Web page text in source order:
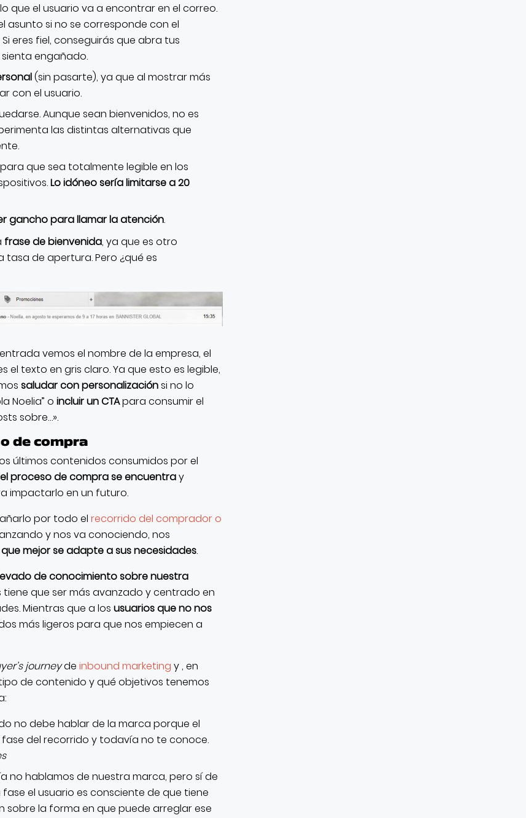
que el usuario va a encontrar en el correo.
asunto si no se corresponde con el
eres fiel, conseguirás que abra tus
engañado.
(sin pasarte), ya que al mostrar más
con el usuario.
Aunque sean bienvenidos, no es
las distintas alternativas que
que sea totalmente legible en los
Lo idóneo sería limitarse a 20
gancho para llamar la atención.
frase de bienvenida, ya que es otro
de apertura. Pero ¿qué es
vemos el nombre de la empresa, el
el texto en gris claro. Ya que esto es legible,
saludar con personalizaciónsi no lo
Noelia” o incluir un CTApara consumir el
sobre…».
de compra
últimos contenidos consumidos por el
proceso de compra se encuentray
impactarlo en un futuro.
por todo el recorrido del comprador o
y nos va conociendo, nos
mejor se adapte a sus necesidades.
de conocimiento sobre nuestra
tiene que ser más avanzado y centrado en
Mientras que a los usuarios que no nos
más ligeros para que nos empiecen a
journeyde inbound marketing y , en
de contenido y qué objetivos tenemos
no debe hablar de la marca porque el
del recorrido y todavía no te conoce.
no hablamos de nuestra marca, pero sí de
el usuario es consciente de que tiene
sobre la forma en que puede arreglar ese